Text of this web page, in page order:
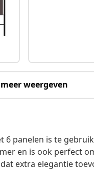
weergeven
panelen is te
en is ook perfect
extra elegantie